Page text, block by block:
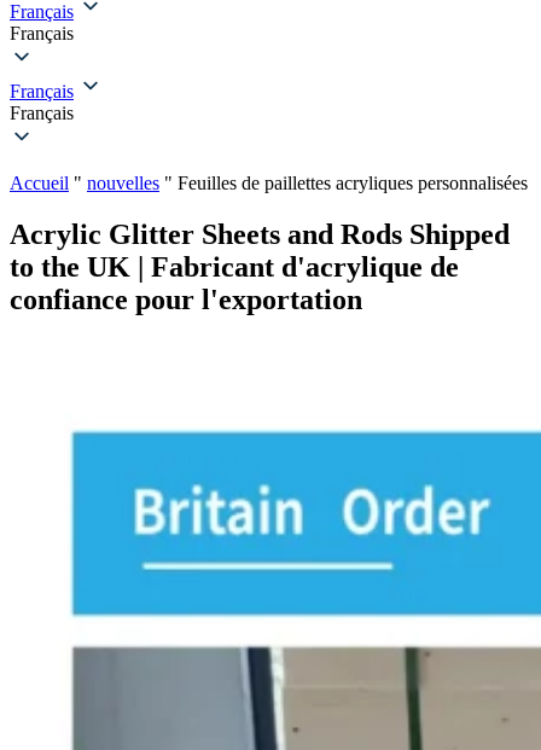
Français
Français
Français
Français
Accueil " nouvelles " Feuilles de paillettes acryliques personnalisées
Acrylic Glitter Sheets and Rods Shipped
to the UK | Fabricant d'acrylique de
confiance pour l'exportation